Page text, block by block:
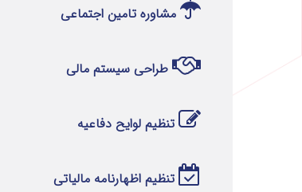
مشاوره تامین اجتماعی
طراحی سیستم مالی
تنظیم لوایح دفاعیه
تنظیم اظهارنامه مالیاتی